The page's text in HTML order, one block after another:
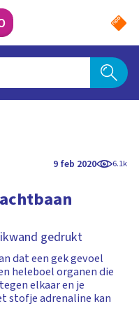
9 feb 2020 6.1k
gedrukt
dat een gek gevoel
heleboel organen die
elkaar en je
stofje adrenaline kan